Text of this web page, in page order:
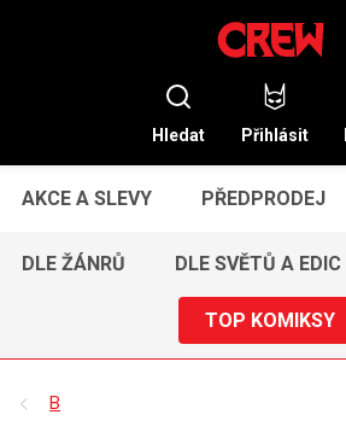
Hledat Přihlásit
AKCE A SLEVY PŘEDPRODEJ
DLE ŽÁNRŮ DLE SVĚTŮ A EDIC
TOP KOMIKSY
B